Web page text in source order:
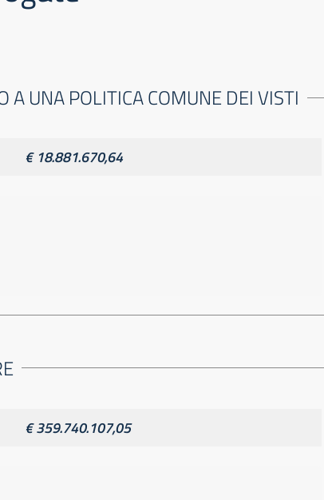
A UNA POLITICA COMUNE DEI VISTI
€ 18.881.670,64
€ 359.740.107,05